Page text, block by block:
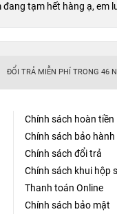
tạm hết hàng ạ,
ĐỔI TRẢ MIỄN PHÍ TRONG 46
Chính sách hoàn tiền
Chính sách bảo hành
Chính sách đổi trả
Chính sách khui hộp
Thanh toán Online
Chính sách bảo mật